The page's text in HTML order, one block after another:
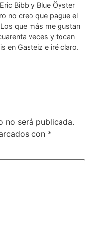
Bibb y Blue Öyster
no creo que pague el
que más me gustan
veces y tocan
en Gasteiz e iré claro.
no será publicada.
con *